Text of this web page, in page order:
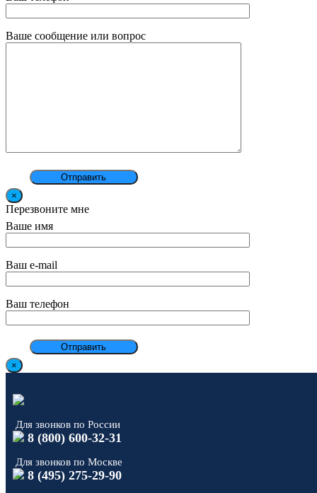
Ваше сообщение или вопрос
×
Перезвоните мне
Ваше имя
Ваш e-mail
Ваш телефон
×
Для звонков по России
8 (800) 600-32-31
Для звонков по Москве
8 (495) 275-29-90